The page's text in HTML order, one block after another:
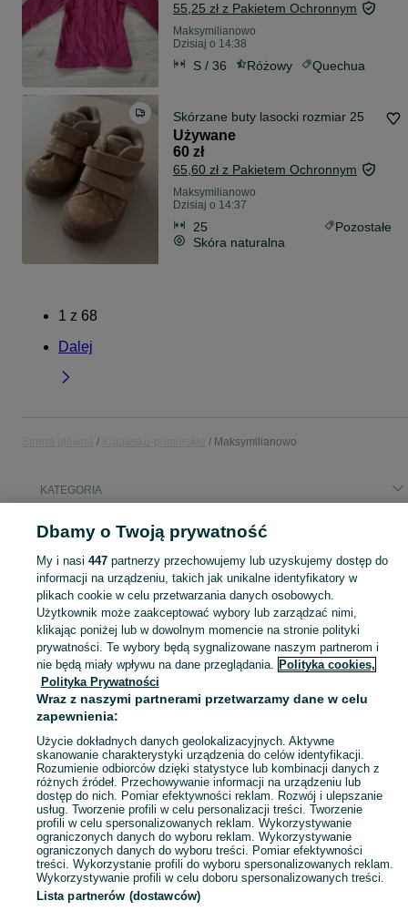
55,25 zł z Pakietem Ochronnym
Maksymilianowo
Dzisiaj o 14:38
S / 36 Różowy Quechua
Skórzane buty lasocki rozmiar 25
Używane
60 zł
65,60 zł z Pakietem Ochronnym
Maksymilianowo
Dzisiaj o 14:37
25
Pozostałe
Skóra naturalna
1 z 68
Dalej
Maksymilianowo
KATEGORIA
Popularne wyszukiwania
woom go 1 nocleg rower 26
Skorzystaj z największego serwisu ogłoszeniowego - Maksymilianowo i okolice! Kupuj to, czego pragniesz i sprzedawaj to, czego już nie potrzebujesz! Zobacz
Mapa kategorii
Mapa miejscowości
Mapa ministron
Popularne wyszukiwania
Dbamy o Twoją prywatność
My i nasi 447partnerzy przechowujemy lub uzyskujemy dostęp do
informacji na urządzeniu, takich jak unikalne identyfikatory w
plikach cookie w celu przetwarzania danych osobowych.
Użytkownik może zaakceptować wybory lub zarządzać nimi,
klikając poniżej lub w dowolnym momencie na stronie polityki
prywatności. Te wybory będą sygnalizowane naszym partnerom i
nie będą miały wpływu na dane przeglądania. Polityka cookies,
Polityka Prywatności
Wraz z naszymi partnerami przetwarzamy dane w celu
zapewnienia:
Użycie dokładnych danych geolokalizacyjnych. Aktywne
skanowanie charakterystyki urządzenia do celów identyfikacji.
Rozumienie odbiorców dzięki statystyce lub kombinacji danych z
różnych źródeł. Przechowywanie informacji na urządzeniu lub
dostęp do nich. Pomiar efektywności reklam. Rozwój i ulepszanie
usług. Tworzenie profili w celu personalizacji treści. Tworzenie
profili w celu spersonalizowanych reklam. Wykorzystywanie
ograniczonych danych do wyboru reklam. Wykorzystywanie
ograniczonych danych do wyboru treści. Pomiar efektywności
treści. Wykorzystanie profili do wyboru spersonalizowanych reklam.
Wykorzystywanie profili w celu doboru spersonalizowanych treści.
Lista partnerów (dostawców)